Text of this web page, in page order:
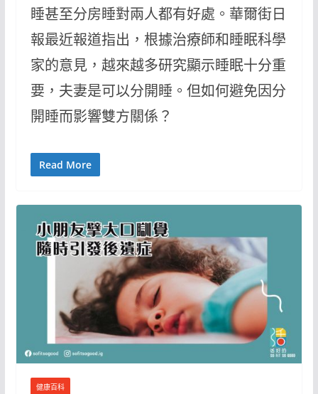
睡甚至分房睡對兩人都有好處。華爾街日
報最近報道指出，根據治療師和睡眠科學
家的意見，越來越多研究顯示睡眠十分重
要，夫妻是可以分開睡。但如何避免因分
開睡而影響雙方關係？
Read More
健康百科